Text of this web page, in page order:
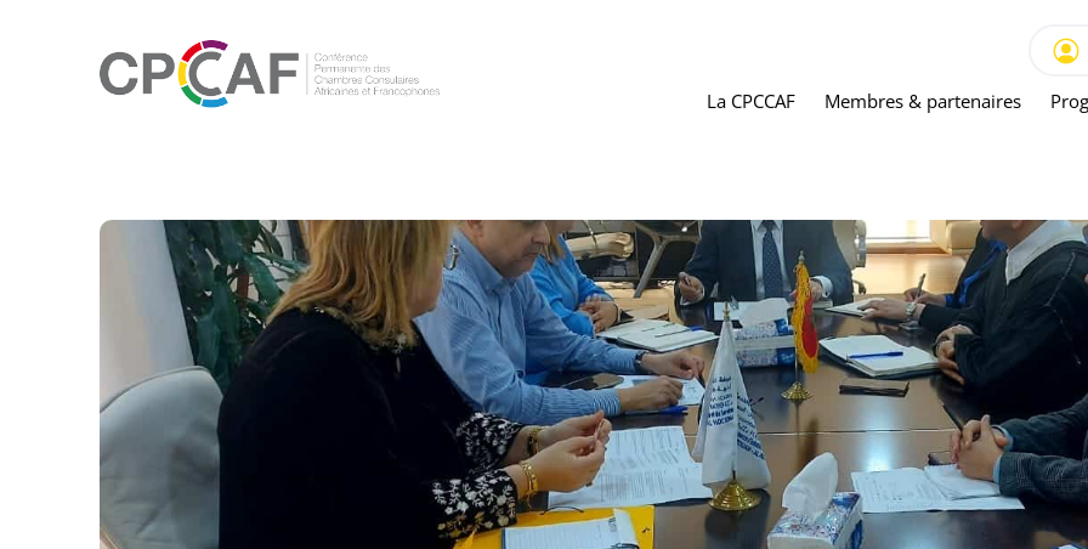
La CPCCAF Membres & partenaires